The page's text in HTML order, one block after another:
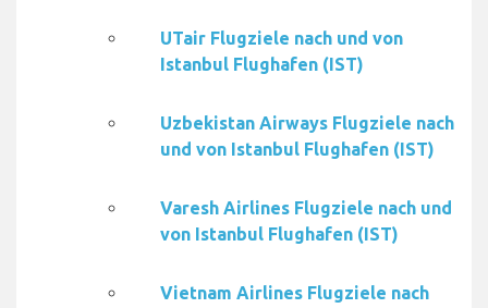
UTair Flugziele nach und von
Istanbul Flughafen (IST)
Uzbekistan Airways Flugziele nach
und von Istanbul Flughafen (IST)
Varesh Airlines Flugziele nach und
von Istanbul Flughafen (IST)
Vietnam Airlines Flugziele nach